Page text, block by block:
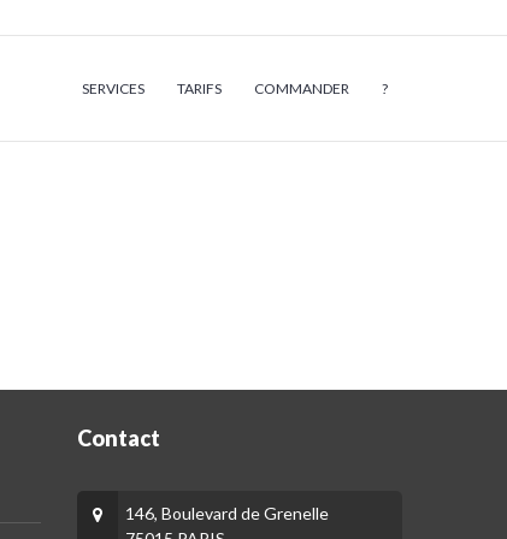
SERVICES TARIFS COMMANDER ?
Contact
146, Boulevard de Grenelle